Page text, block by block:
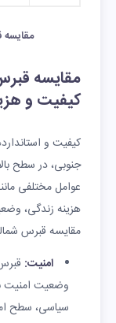
مقایسه
کیفیت و
کیفیت و
جنوبی، در سطح
عوامل مختلفی
هزینه زندگی،
مقایسه قبرس
امنیت:
وضعیت امنیت
سیاسی، سطح